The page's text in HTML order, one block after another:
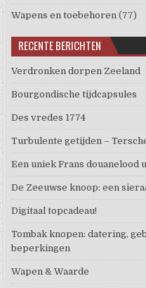
Wapens en toebehoren (77)
RECENTE BERICHTEN
Verdronken dorpen Zeeland
Bourgondische tijdcapsules
Des vredes 1774
Turbulente getijden –
Een uniek Frans douanelood
De Zeeuwse knoop: een
Digitaal topcadeau!
Tombak knopen: datering,
beperkingen
Wapen & Waarde